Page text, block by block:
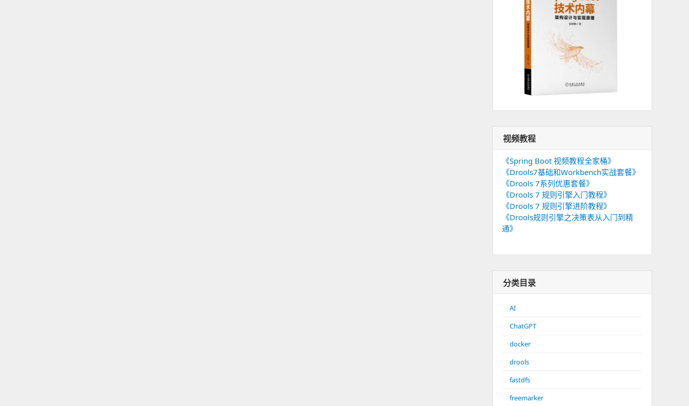
视频教程
《Spring Boot 视频教程全家桶》
《Drools7基础和Workbench实战套餐》
《Drools 7系列优惠套餐》
《Drools 7 规则引擎入门教程》
《Drools 7 规则引擎进阶教程》
《Drools规则引擎之决策表从入门到精
通》
分类目录
AI
ChatGPT
docker
drools
fastdfs
freemarker